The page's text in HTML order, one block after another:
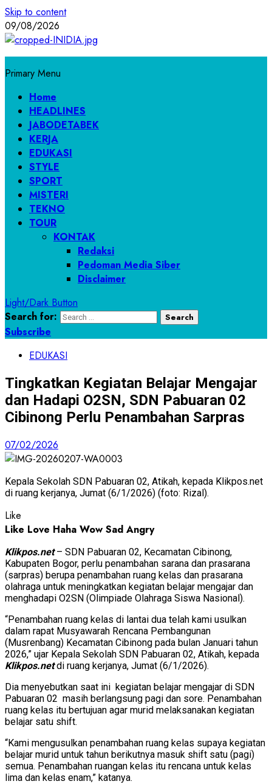
Skip to content
09/08/2026
Primary Menu
Home
HEADLINES
JABODETABEK
KERJA
EDUKASI
STYLE
SPORT
MISTERI
TEKNO
TOUR
KONTAK
Redaksi
Pedoman Media Siber
Disclaimer
Light/Dark Button
Search for:
Subscribe
EDUKASI
Tingkatkan Kegiatan Belajar Mengajar
dan Hadapi O2SN, SDN Pabuaran 02
Cibinong Perlu Penambahan Sarpras
07/02/2026
Kepala Sekolah SDN Pabuaran 02, Atikah, kepada Klikpos.net
di ruang kerjanya, Jumat (6/1/2026) (foto: Rizal).
Like
Like Love Haha Wow Sad Angry
Klikpos.net– SDN Pabuaran 02, Kecamatan Cibinong,
Kabupaten Bogor, perlu penambahan sarana dan prasarana
(sarpras) berupa penambahan ruang kelas dan prasarana
olahraga untuk meningkatkan kegiatan belajar mengajar dan
menghadapi O2SN (Olimpiade Olahraga Siswa Nasional).
“Penambahan ruang kelas di lantai dua telah kami usulkan
dalam rapat Musyawarah Rencana Pembangunan
(Musrenbang) Kecamatan Cibinong pada bulan Januari tahun
2026,” ujar Kepala Sekolah SDN Pabuaran 02, Atikah, kepada
Klikpos.netdi ruang kerjanya, Jumat (6/1/2026).
Dia menyebutkan saat ini kegiatan belajar mengajar di SDN
Pabuaran 02 masih berlangsung pagi dan sore. Penambahan
ruang kelas itu bertujuan agar murid melaksanakan kegiatan
belajar satu shift.
“Kami mengusulkan penambahan ruang kelas supaya kegiatan
belajar murid untuk tahun berikutnya masuk shift satu (pagi)
semua. Penambahan ruangan kelas itu rencana untuk kelas
lima dan kelas enam,” katanya.